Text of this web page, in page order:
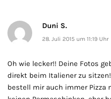
Duni S.
28. Juli 2015 um 11:19 Uhr
Oh wie lecker!! Deine Fotos
direkt beim Italiener zu
bestell mir auch immer Pizza